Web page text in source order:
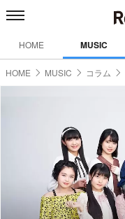
HOME MUSIC
HOME MUSIC コラム